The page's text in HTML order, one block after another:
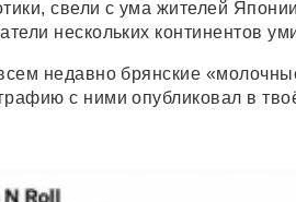
свели с ума жителей
нескольких континентов
недавно брянские
с ними опубликовал в